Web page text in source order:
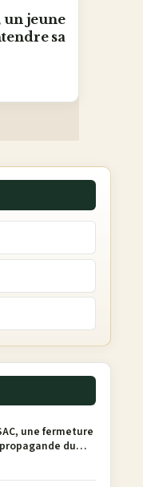
un jeune
sa
une fermeture
du